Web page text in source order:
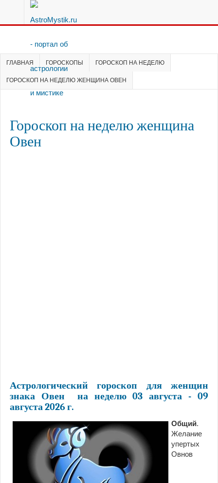
ГЛАВНАЯ ГОРОСКОПЫ ГОРОСКОП НА НЕДЕЛЮ
ГОРОСКОП НА НЕДЕЛЮ ЖЕНЩИНА ОВЕН
Гороскоп на неделю женщина
Овен
Астрологический гороскоп для женщин
знака Овен на неделю 03 августа - 09
августа 2026 г.
Общий.
Желание
упертых
Овнов